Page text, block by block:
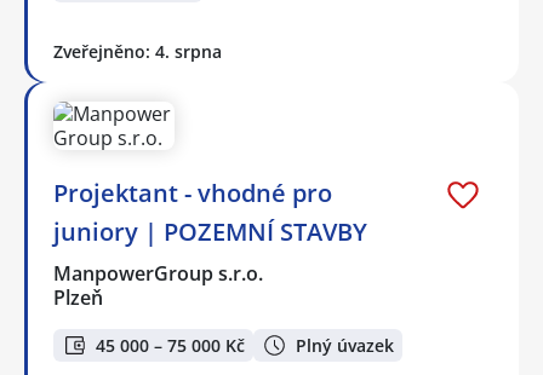
Zveřejněno: 4. srpna
Projektant - vhodné pro
juniory | POZEMNÍ STAVBY
ManpowerGroup s.r.o.
Plzeň
45 000 – 75 000 Kč Plný úvazek